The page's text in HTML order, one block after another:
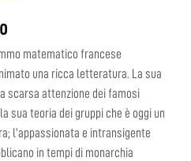
matematico francese
una ricca letteratura. La sua
scarsa attenzione dei famosi
sua teoria dei gruppi che è oggi un
l’appassionata e intransigente
in tempi di monarchia